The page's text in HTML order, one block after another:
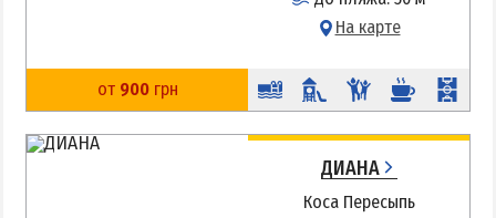
На карте
от 900грн
ДИАНА
Коса Пересыпь